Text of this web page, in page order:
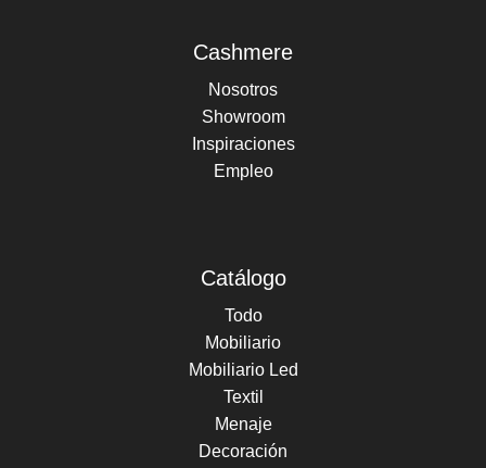
Cashmere
Nosotros
Showroom
Inspiraciones
Empleo
Catálogo
Todo
Mobiliario
Mobiliario Led
Textil
Menaje
Decoración